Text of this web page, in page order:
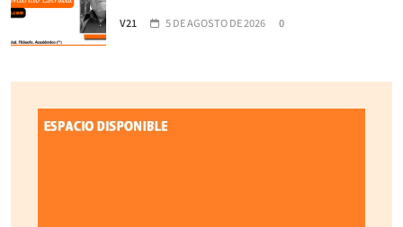
V21 5 DE AGOSTO DE 2026 0